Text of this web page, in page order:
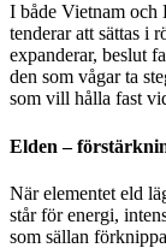
I både Vietnam och
tenderar att sättas i
expanderar, beslut
den som vågar ta
som vill hålla fast
Elden –
När elementet eld
står för energi,
som sällan